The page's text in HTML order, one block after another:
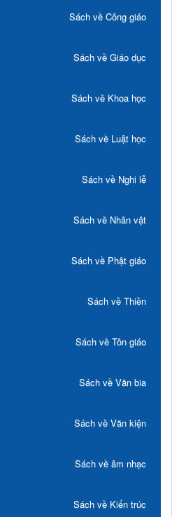
Sách về Công giáo
Sách về Giáo dục
Sách về Khoa học
Sách về Luật học
Sách về Nghi lễ
Sách về Nhân vật
Sách về Phật giáo
Sách về Thiền
Sách về Tôn giáo
Sách về Văn bia
Sách về Văn kiện
Sách về âm nhạc
Sách về Kiến trúc